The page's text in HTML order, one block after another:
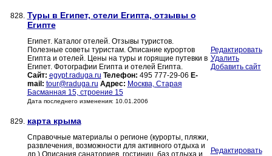
828. Туры в Египет, отели Египта, отзывы о
Египте
Египет. Каталог отелей. Отзывы туристов.
Полезные советы туристам. Описание курортов
Египта и отелей. Цены на туры и горящие путевки в
Египет. Фотографии Египта и отелей Египта.
Сайт: egypt.raduga.ru Телефон: 495 777-29-06 E-
mail: tour@raduga.ru Адрес: Москва, Старая
Басманная 15, строение 15
Дата последнего изменения: 10.01.2006
Редактировать
Удалить
Добавить сайт
829. карта крыма
Справочные материалы о регионе (курорты, пляжи,
развлечения, возможности для активного отдыха и
Редактировать